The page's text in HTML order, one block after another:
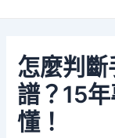
怎麼判
譜？15
懂！